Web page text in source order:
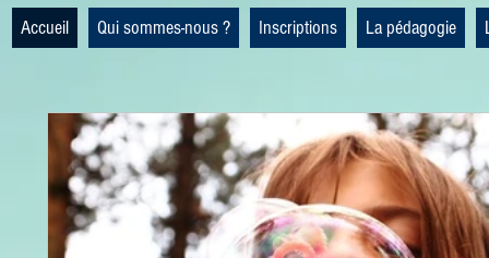
Accueil Qui sommes-nous ? Inscriptions La pédagogie